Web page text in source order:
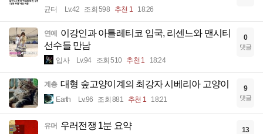
균터 Lv.42 조회 598 추천 1 18:26
연예
이강인과 아틀레티코 입국, 리센느와 맨시티
선수들 만남
입사 Lv.94 조회 510 추천 1 18:24
0
댓글
계층 대형 숲고양이계의 최강자 시베리아 고양이
Earth Lv.96 조회 881 추천 1 18:21
9
댓글
유머 우러전쟁 1분 요약 13